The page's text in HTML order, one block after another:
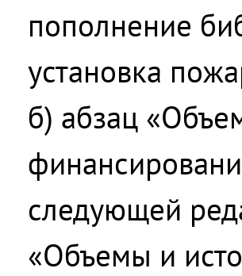
пополнение
установка
б) абзац
следующей
«Объемы и